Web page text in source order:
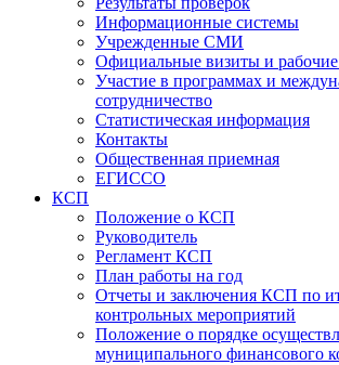
Информационные системы
Учрежденные СМИ
Официальные визиты и рабочие
Участие в программах и
сотрудничество
Статистическая информация
Контакты
Общественная приемная
ЕГИССО
КСП
Положение о КСП
Руководитель
Регламент КСП
План работы на год
Отчеты и заключения КСП по
контрольных мероприятий
Положение о порядке
муниципального финансового